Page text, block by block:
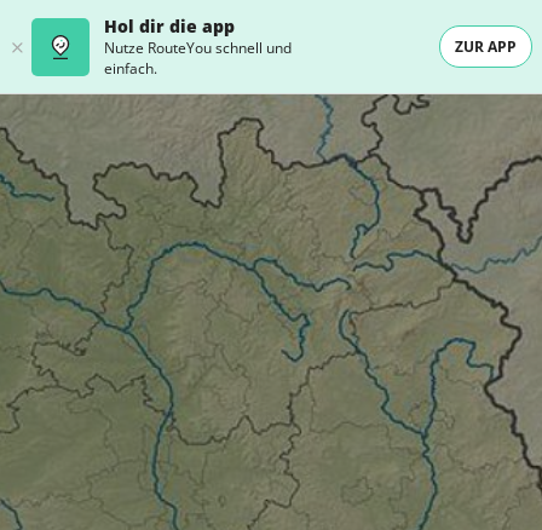
Hol dir die app
Nutze RouteYou schnell und
einfach.
ZUR APP